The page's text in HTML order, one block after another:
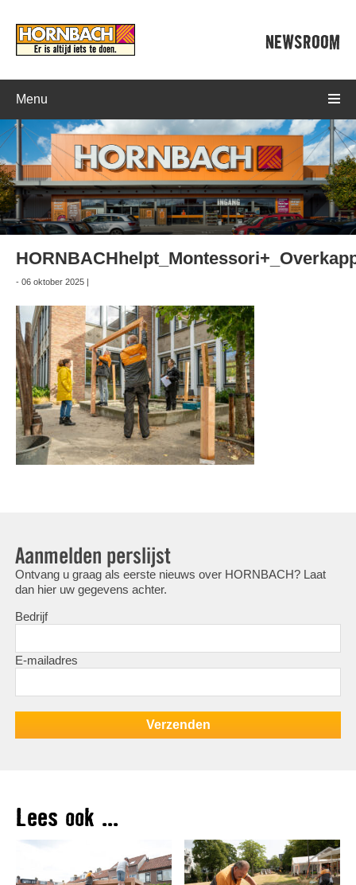
NEWSROOM
Menu
- 06 oktober 2025 |
Aanmelden perslijst
Ontvang u graag als eerste nieuws over HORNBACH? Laat
dan hier uw gegevens achter.
Bedrijf
E-mailadres
Lees ook ...